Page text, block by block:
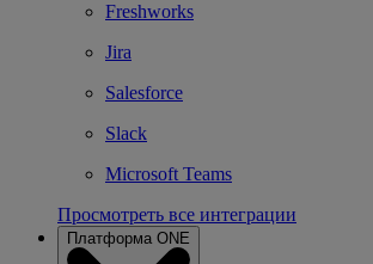
Freshworks
Jira
Salesforce
Slack
Microsoft Teams
Просмотреть все интеграции
Платформа ONE